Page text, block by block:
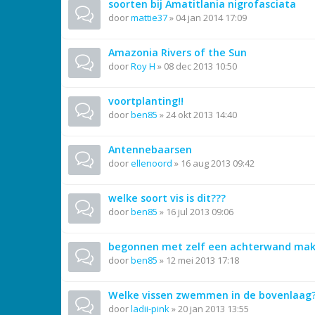
soorten bij Amatitlania nigrofasciata
doormattie37» 04 jan 2014 17:09
Amazonia Rivers of the Sun
doorRoy H » 08 dec 2013 10:50
voortplanting!!
doorben85 »24 okt 2013 14:40
Antennebaarsen
doorellenoord » 16 aug 2013 09:42
welke soort vis is dit???
doorben85 » 16 jul 2013 09:06
begonnen met zelf een achterwand
doorben85 » 12 mei 2013 17:18
Welke vissen zwemmen in de
doorladii-pink»20 jan 2013 13:55